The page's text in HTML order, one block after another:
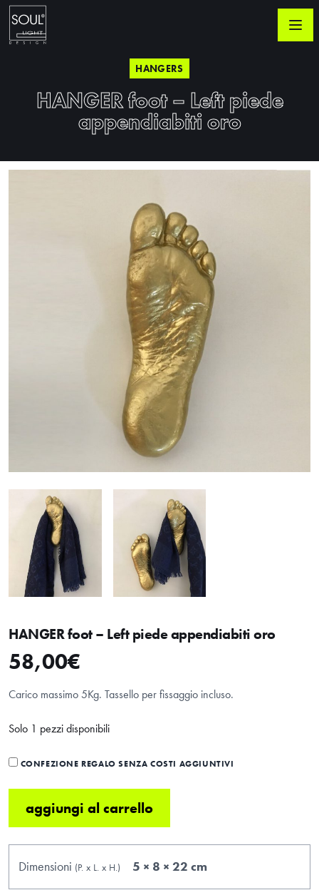
HANGERS
HANGER foot – Left piede
appendiabiti oro
HANGER foot – Left piede appendiabiti oro
58,00€
Carico massimo 5Kg. Tassello per fissaggio incluso.
Solo 1 pezzi disponibili
CONFEZIONE REGALO SENZA COSTI AGGIUNTIVI
aggiungi al carrello
Dimensioni (P. x L. x H.) 5 × 8 × 22 cm